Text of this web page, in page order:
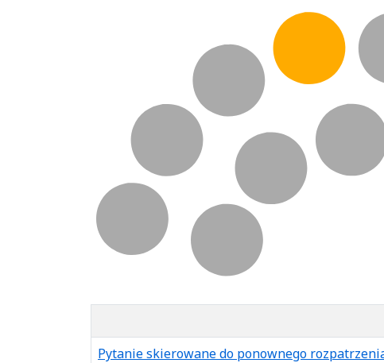
Pytanie skierowane do ponownego